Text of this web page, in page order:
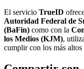
El servicio TrueID
Autoridad Federal de
(BaFin) como con la
los Medios (KJM),
cumplir con los más altos